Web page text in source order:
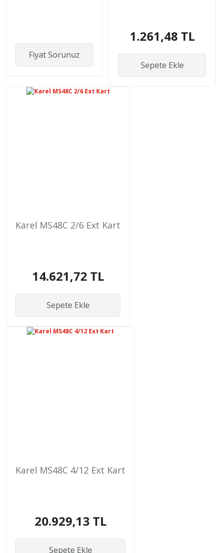
Fiyat Sorunuz
1.261,48 TL
Sepete Ekle
Karel MS48C 2/6 Ext Kart
14.621,72 TL
Sepete Ekle
Karel MS48C 4/12 Ext Kart
20.929,13 TL
Sepete Ekle